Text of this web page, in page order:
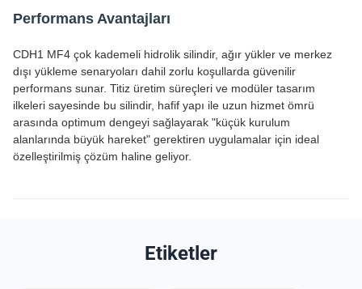
Performans Avantajları
CDH1 MF4 çok kademeli hidrolik silindir, ağır yükler ve merkez
dışı yükleme senaryoları dahil zorlu koşullarda güvenilir
performans sunar. Titiz üretim süreçleri ve modüler tasarım
ilkeleri sayesinde bu silindir, hafif yapı ile uzun hizmet ömrü
arasında optimum dengeyi sağlayarak "küçük kurulum
alanlarında büyük hareket" gerektiren uygulamalar için ideal
özelleştirilmiş çözüm haline geliyor.
Etiketler